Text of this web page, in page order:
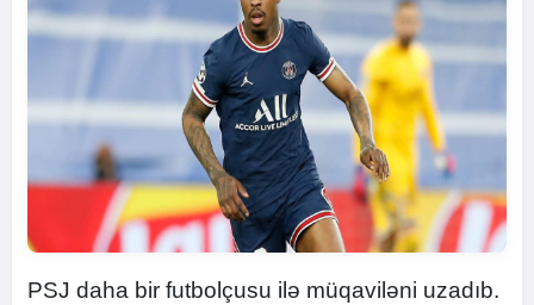
PSJ daha bir futbolçusu ilə müqaviləni uzadıb.